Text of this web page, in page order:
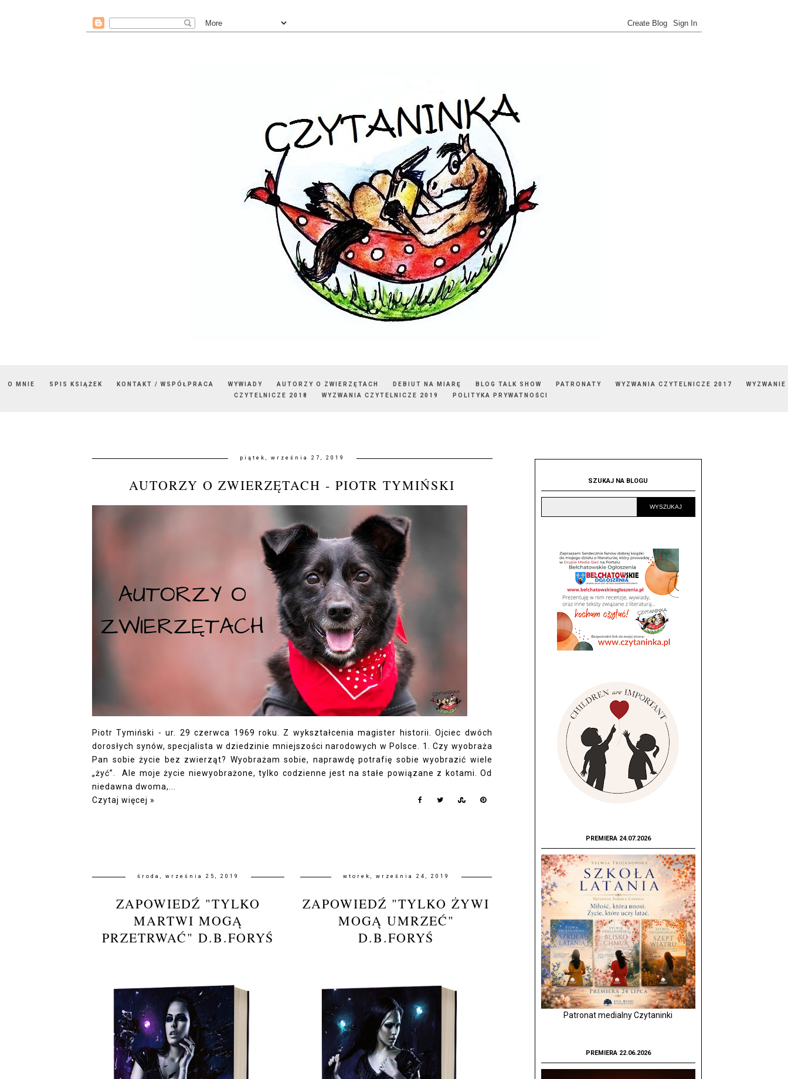
O MNIE SPIS KSIĄŻEK KONTAKT / WSPÓŁPRACA WYWIADY AUTORZY O ZWIERZĘTACH DEBIUT NA MIARĘ BLOG TALK SHOW PATRONATY WYZWANIA CZYTELNICZE 2017
WYZWANIE
CZYTELNICZE 2018
WYZWANIA CZYTELNICZE 2019 POLITYKA PRYWATNOŚCI
piątek, września 27, 2019
AUTORZY O ZWIERZĘTACH - PIOTR TYMIŃSKI
Piotr Tymiński - ur. 29 czerwca 1969 roku. Z wykształcenia magister historii. Ojciec dwóch
dorosłych synów, specjalista w dziedzinie mniejszości narodowych w Polsce. 1. Czy wyobraża
Pan sobie życie bez zwierząt? Wyobrażam sobie, naprawdę potrafię sobie wyobrazić wiele
„żyć”. Ale moje życie niewyobrażone, tylko codzienne jest na stałe powiązane z kotami. Od
niedawna dwoma,...
Czytaj więcej »
środa, września 25, 2019
ZAPOWIEDŹ "TYLKO
MARTWI MOGĄ
PRZETRWAĆ" D.B.FORYŚ
wtorek, września 24, 2019
ZAPOWIEDŹ "TYLKO ŻYWI
MOGĄ UMRZEĆ"
D.B.FORYŚ
SZUKAJ NA BLOGU
PREMIERA 24.07.2026
Patronat medialny Czytaninki
PREMIERA 22.06.2026